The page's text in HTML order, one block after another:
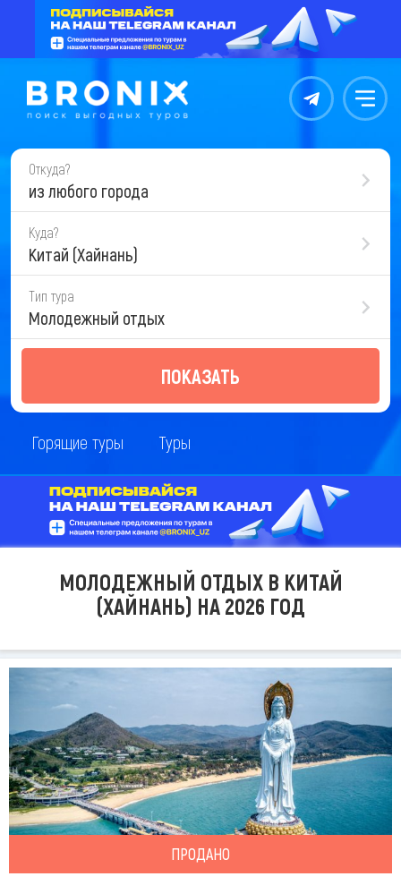
Контакты Меню
Откуда?
из любого города
Куда?
Китай (Хайнань)
Тип тура
Молодежный отдых
ПОКАЗАТЬ
Горящие туры Туры
МОЛОДЕЖНЫЙ ОТДЫХ В КИТАЙ
(ХАЙНАНЬ) НА 2026 ГОД
ПРОДАНО